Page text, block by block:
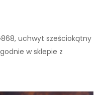
uchwyt sześciokątny
w sklepie z